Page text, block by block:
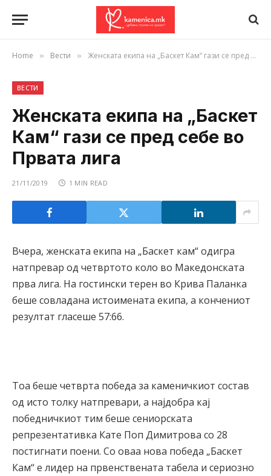
Home » Вести » Женската екипа на „Баскет Кам“ гази се пред себе во Првата лига
ВЕСТИ
Женската екипа на „Баскет
Кам“ гази се пред себе во
Првата лига
21/11/2019 1 MIN READ
Вчера, женската екипа на „Баскет кам“ одигра
натпревар од четвртото коло во Македонската
прва лига. На гостински терен во Крива Паланка
беше совладана истоимената екипа, а кончениот
резултат гласеше 57:66.
Тоа беше четврта победа за каменичкиот состав
од исто толку натпревари, а најдобра кај
победничкиот тим беше сениорската
репрезентативка Кате Поп Димитрова со 28
постигнати поени. Со оваа нова победа „Баскет
Кам“ е лидер на првенствената табела и сериозно